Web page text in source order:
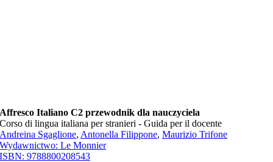
Affresco Italiano C2 przewodnik dla nauczyciela
Corso di lingua italiana per stranieri - Guida per il docente
Andreina Sgaglione, Antonella Filippone,Maurizio Trifone
Wydawnictwo:Le Monnier
ISBN:9788800208543